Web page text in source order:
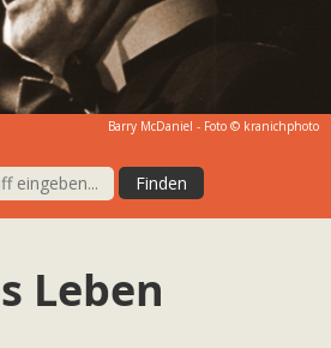
Barry McDaniel - Foto © kranichphoto
Leben